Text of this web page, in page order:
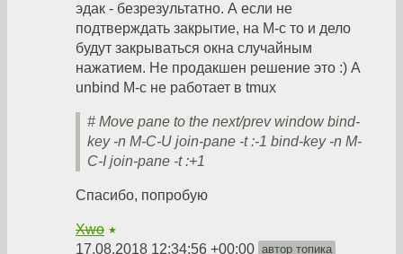
эдак - безрезультатно. А если не
подтверждать закрытие, на M-c то и дело
будут закрываться окна случайным
нажатием. Не продакшен решение это :) А
unbind M-c не работает в tmux
# Move pane to the next/prev window bind-
key -n M-C-U join-pane -t :-1 bind-key -n M-
C-I join-pane -t :+1
Спасибо, попробую
Xwo ★
17.08.2018 12:34:56 +00:00 автор топика